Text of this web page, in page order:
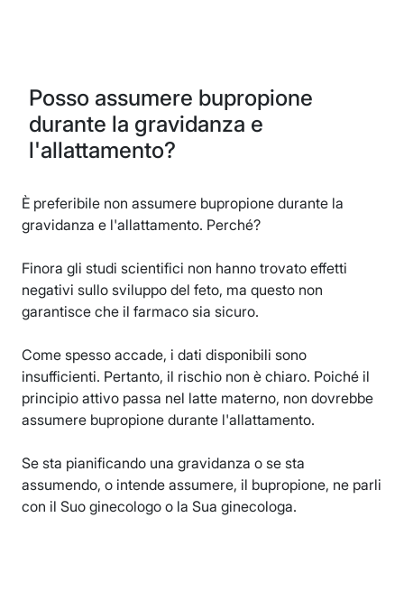
Posso assumere bupropione
durante la gravidanza e
l'allattamento?
È preferibile non assumere bupropione durante la
gravidanza e l'allattamento. Perché?
Finora gli studi scientifici non hanno trovato effetti
negativi sullo sviluppo del feto, ma questo non
garantisce che il farmaco sia sicuro.
Come spesso accade, i dati disponibili sono
insufficienti. Pertanto, il rischio non è chiaro. Poiché il
principio attivo passa nel latte materno, non dovrebbe
assumere bupropione durante l'allattamento.
Se sta pianificando una gravidanza o se sta
assumendo, o intende assumere, il bupropione, ne parli
con il Suo ginecologo o la Sua ginecologa.